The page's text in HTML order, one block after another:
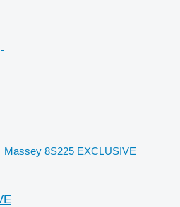
Massey 8S225 EXCLUSIVE